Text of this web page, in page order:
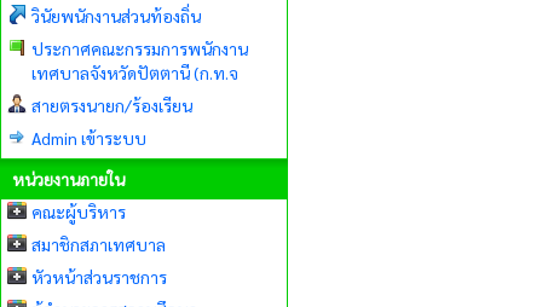
วินัยพนักงานส่วนท้องถิ่น
ประกาศคณะกรรมการพนักงาน
เทศบาลจังหวัดปัตตานี (ก.ท.จ
สายตรงนายก/ร้องเรียน
Admin เข้าระบบ
หน่วยงานภายใน
คณะผู้บริหาร
สมาชิกสภาเทศบาล
หัวหน้าส่วนราชการ